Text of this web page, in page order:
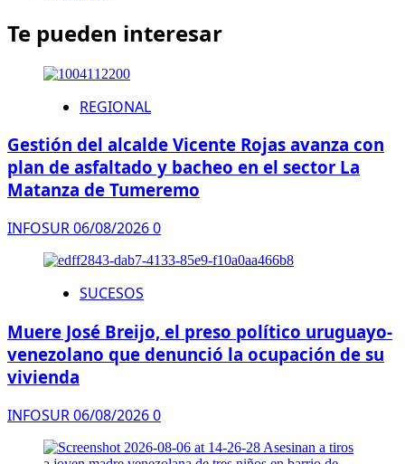
Te pueden interesar
REGIONAL
Gestión del alcalde Vicente Rojas avanza con
plan de asfaltado y bacheo en el sector La
Matanza de Tumeremo
INFOSUR06/08/20260
SUCESOS
Muere José Breijo, el preso político uruguayo-
venezolano que denunció la ocupación de su
vivienda
INFOSUR06/08/20260